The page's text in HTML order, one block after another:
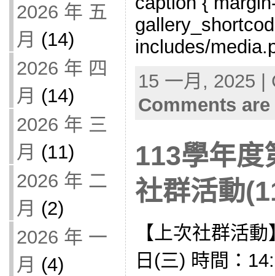
2026 年 五
月 (14)
2026 年 四
月 (14)
2026 年 三
月 (11)
2026 年 二
月 (2)
2026 年 一
月 (4)
includes/
15 一月, 2025
Comments
113學年度
社群活動
【上次社群活
日(三) 時間：